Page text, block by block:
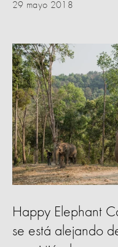
29 mayo 2018
Happy Elephant
se está alejando